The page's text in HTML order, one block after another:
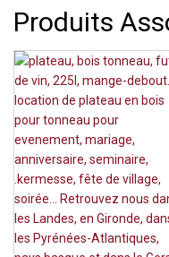
Produits